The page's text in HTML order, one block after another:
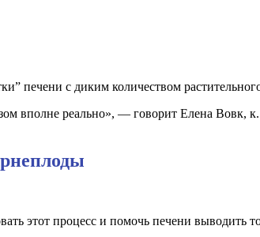
печени с диким количеством
вполне реально», — говорит Елена Вовк,
этот процесс и помочь печени выводить